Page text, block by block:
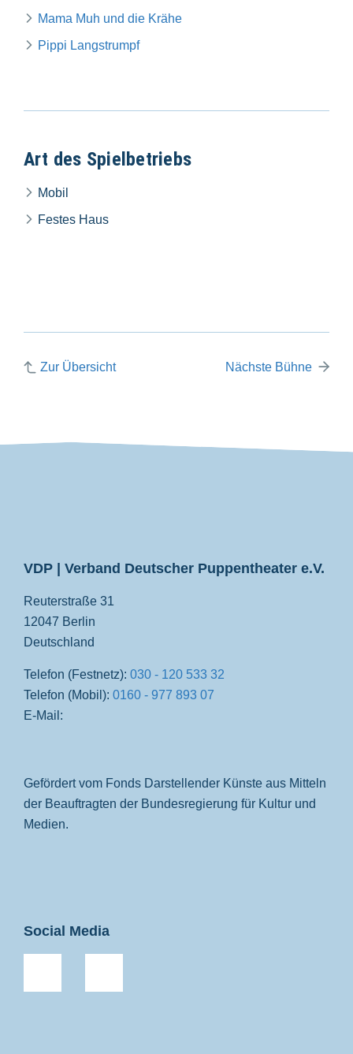
Mama Muh und die Krähe
Pippi Langstrumpf
Art des Spielbetriebs
Mobil
Festes Haus
Zur Übersicht Nächste Bühne
VDP | Verband Deutscher Puppentheater e.V.
Reuterstraße 31
12047 Berlin
Deutschland
Telefon (Festnetz): 030 - 120 533 32
Telefon (Mobil): 0160 - 977 893 07
E-Mail:
Gefördert vom Fonds Darstellender Künste aus Mitteln
der Beauftragten der Bundesregierung für Kultur und
Medien.
Social Media